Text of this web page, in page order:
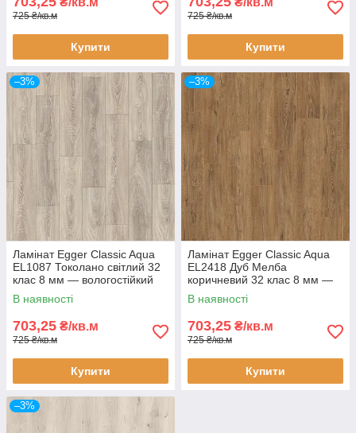
725 ₴/кв.м
Купити
725 ₴/кв.м
Купити
–3%
Ламінат Egger Classic Aqua
EL1087 Токолано світлий 32
клас 8 мм — вологостійкий
ламінат під світле дерево,
фаска 4V
В наявності
703,25 ₴/кв.м
725 ₴/кв.м
Купити
–3%
Ламінат Egger Classic Aqua
EL2418 Дуб Мелба
коричневий 32 клас 8 мм —
вологостійкий ламінат під
темний дуб, фаска 4V
В наявності
703,25 ₴/кв.м
725 ₴/кв.м
Купити
–3%